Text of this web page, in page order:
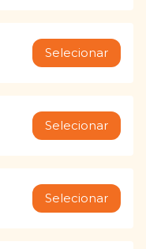
Selecionar
Selecionar
Selecionar